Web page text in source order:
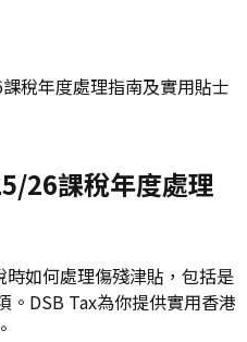
稅年度處理指南及實用貼士
26課稅年度處理
如何處理傷殘津貼，包括是
。DSB Tax為你提供實用香港